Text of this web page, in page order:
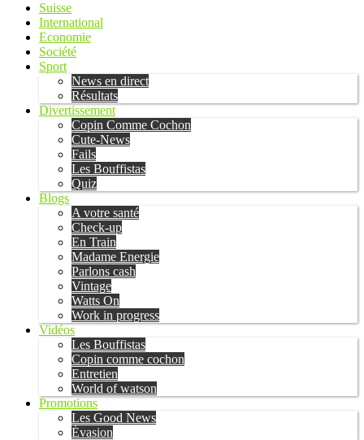
Suisse
International
Economie
Société
Sport
News en direct
Résultats
Divertissement
Copin Comme Cochon
Cute-News
Fails
Les Bouffistas
Quiz
Blogs
A votre santé
Check-up
En Train
Madame Energie
Parlons cash
Vintage
Watts On
Work in progress
Vidéos
Les Bouffistas
Copin comme cochon
Entretien
World of watson
Promotions
Les Good News
Évasion